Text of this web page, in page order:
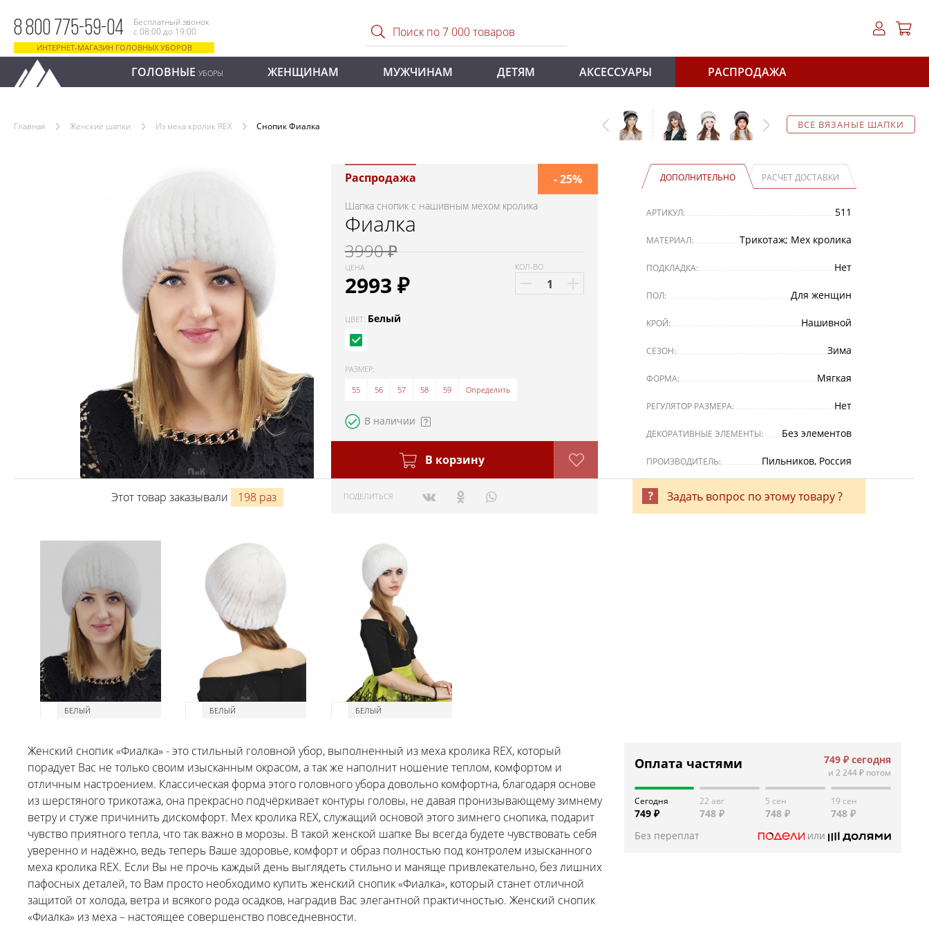
8 800 775-59-04
Бесплатный звонок
с 08:00 до 19:00
ИНТЕРНЕТ-МАГАЗИН ГОЛОВНЫХ УБОРОВ
ГОЛОВНЫЕ УБОРЫ ЖЕНЩИНАМ МУЖЧИНАМ ДЕТЯМ АКСЕССУАРЫ РАСПРОДАЖА
ВСЕ ВЯЗАНЫЕ ШАПКИ
Главная Женские шапки Из меха кролик REX Снопик Фиалка
Распродажа
Шапка снопик с нашивным мехом кролика
Фиалка
3990 ₽
ЦЕНА
2993 ₽
- 25%
КОЛ-ВО
ЦВЕТ: Белый
РАЗМЕР:
55
56 57 58 59 Определить
В наличии
В корзину
ПОДЕЛИТЬСЯ
ДОПОЛНИТЕЛЬНО РАСЧЕТ ДОСТАВКИ
АРТИКУЛ: 511
МАТЕРИАЛ: Трикотаж; Мех кролика
ПОДКЛАДКА: Нет
ПОЛ: Для женщин
КРОЙ: Нашивной
СЕЗОН: Зима
ФОРМА: Мягкая
РЕГУЛЯТОР РАЗМЕРА: Нет
ДЕКОРАТИВНЫЕ ЭЛЕМЕНТЫ: Без элементов
ПРОИЗВОДИТЕЛЬ: Пильников, Россия
Этот товар заказывали 198 раз Задать вопрос по этому товару ?
БЕЛЫЙ БЕЛЫЙ БЕЛЫЙ
Женский снопик «Фиалка» - это стильный головной убор, выполненный из меха кролика REX, который
порадует Вас не только своим изысканным окрасом, а так же наполнит ношение теплом, комфортом и
отличным настроением. Классическая форма этого головного убора довольно комфортна, благодаря основе
из шерстяного трикотажа, она прекрасно подчёркивает контуры головы, не давая пронизывающему зимнему
ветру и стуже причинить дискомфорт. Мех кролика REX, служащий основой этого зимнего снопика, подарит
чувство приятного тепла, что так важно в морозы. В такой женской шапке Вы всегда будете чувствовать себя
уверенно и надёжно, ведь теперь Ваше здоровье, комфорт и образ полностью под контролем изысканного
меха кролика REX. Если Вы не прочь каждый день выглядеть стильно и маняще привлекательно, без лишних
пафосных деталей, то Вам просто необходимо купить женский снопик «Фиалка», который станет отличной
защитой от холода, ветра и всякого рода осадков, наградив Вас элегантной практичностью. Женский снопик
«Фиалка» из меха – настоящее совершенство повседневности.
Оплата частями 749 ₽сегодня
и 2 244 ₽потом
Сегодня
749 ₽
22 авг
748 ₽
5 сен
748 ₽
19 сен
748 ₽
Без переплат
или